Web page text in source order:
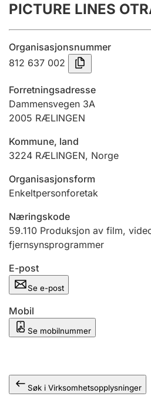
Årsregnskap
Innsending og
Tinglysing
Jeger
Ektepaktveileder
Offentlig sektor
Andre tema
PICTURE LINES
Organisasjonsnummer
812 637 002
Forretningsadresse
Dammensvegen 3A
2005 RÆLINGEN
Kommune, land
3224 RÆLINGEN, Norge
Organisasjonsform
Enkeltpersonforetak
Næringskode
59.110 Produksjon av film,
fjernsynsprogrammer
E-post
Se e-post
Mobil
Se mobilnummer
Søk i Virksomhetsopplysninger